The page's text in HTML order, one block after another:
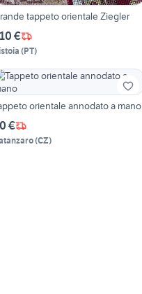
tappeto orientale Ziegler
€
(PT)
orientale annodato a mano
€
(CZ)